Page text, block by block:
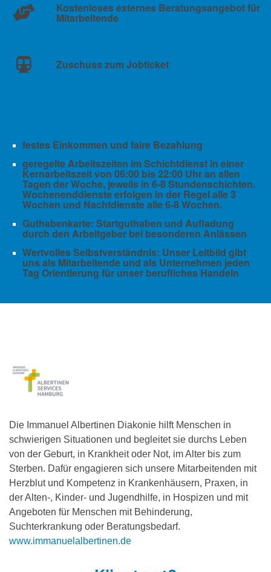
Kostenloses externes Beratungsangebot für
Mitarbeitende
Zuschuss zum Jobticket
festes Einkommen und faire Bezahlung
geregelte Arbeitszeiten im Schichtdienst in einer
Kernarbeitszeit von 06:00 bis 22:00 Uhr an allen
Tagen der Woche, jeweils in 6-8 Stundenschichten.
Wochenenddienste erfolgen in der Regel alle 3
Wochen und Nachtdienste alle 6-8 Wochen.
Guthabenkarte: Startguthaben und Aufladung
durch den Arbeitgeber bei besonderen Anlässen
Wertvolles Selbstverständnis: Unser Leitbild gibt
uns als Mitarbeitende und als Unternehmen jeden
Tag Orientierung für unser berufliches Handeln
Die Immanuel Albertinen Diakonie hilft Menschen in
schwierigen Situationen und begleitet sie durchs Leben
von der Geburt, in Krankheit oder Not, im Alter bis zum
Sterben. Dafür engagieren sich unsere Mitarbeitenden mit
Herzblut und Kompetenz in Krankenhäusern, Praxen, in
der Alten-, Kinder- und Jugendhilfe, in Hospizen und mit
Angeboten für Menschen mit Behinderung,
Suchterkrankung oder Beratungsbedarf.
www.immanuelalbertinen.de